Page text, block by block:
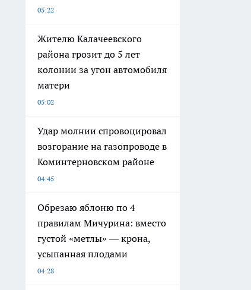
05:22
Жителю Калачеевского
района грозит до 5 лет
колонии за угон автомобиля
матери
05:02
Удар молнии спровоцировал
возгорание на газопроводе в
Коминтерновском районе
04:45
Обрезаю яблоню по 4
правилам Мичурина: вместо
густой «метлы» — крона,
усыпанная плодами
04:28